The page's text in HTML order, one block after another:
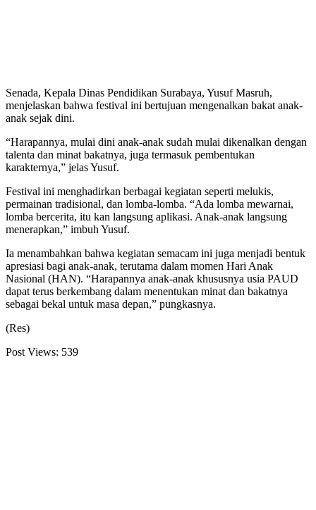
Senada, Kepala Dinas Pendidikan Surabaya, Yusuf Masruh,
menjelaskan bahwa festival ini bertujuan mengenalkan bakat anak-
anak sejak dini.
“Harapannya, mulai dini anak-anak sudah mulai dikenalkan dengan
talenta dan minat bakatnya, juga termasuk pembentukan
karakternya,” jelas Yusuf.
Festival ini menghadirkan berbagai kegiatan seperti melukis,
permainan tradisional, dan lomba-lomba. “Ada lomba mewarnai,
lomba bercerita, itu kan langsung aplikasi. Anak-anak langsung
menerapkan,” imbuh Yusuf.
Ia menambahkan bahwa kegiatan semacam ini juga menjadi bentuk
apresiasi bagi anak-anak, terutama dalam momen Hari Anak
Nasional (HAN). “Harapannya anak-anak khususnya usia PAUD
dapat terus berkembang dalam menentukan minat dan bakatnya
sebagai bekal untuk masa depan,” pungkasnya.
(Res)
Post Views: 539